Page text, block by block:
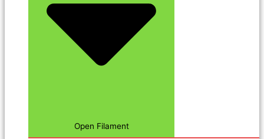
Open Filament